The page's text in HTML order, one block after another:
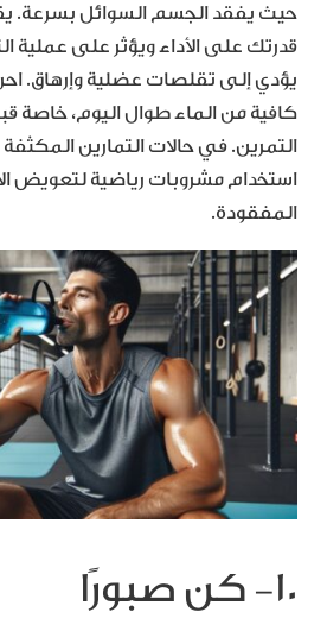
حيث يفقد الجسم السوائل بسرعة.
قدرتك على الأداء ويؤثر على عملية
يؤدي إلى تقلصات عضلية وإرهاق.
كافية من الماء طوال اليوم، خاصة
التمرين. في حالات التمارين
استخدام مشروبات رياضية لتعويض
المفقودة.
10- كن صبورًا